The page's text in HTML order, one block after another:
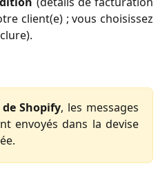
client(e) ; vous choisissez
Shopify, les messages
envoyés dans la devise